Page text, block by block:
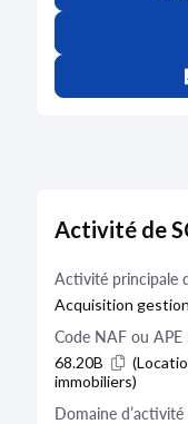
Activité de
Activité principale
Acquisition
Code NAF ou APE
68.20B
immobiliers)
Domaine d’activité